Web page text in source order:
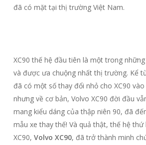
đã có mặt tại thị trường Việt Nam.
XC90 thế hệ đầu tiên là một trong
và được ưa chuộng nhất thị trường. Kể
đã có một số thay đổi nhỏ cho XC90
nhưng về cơ bản, Volvo XC90 đời đầu
mang kiểu dáng của thập niên 90, đã
mẫu xe thay thế! Và quả thật, thế hệ thứ
XC90, Volvo XC90, đã trở thành minh